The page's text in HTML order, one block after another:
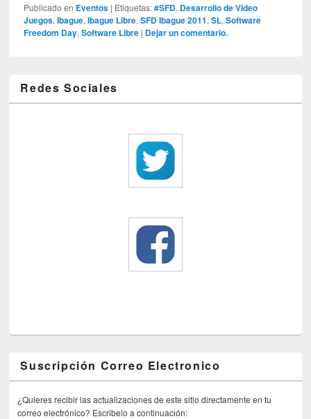
Publicado en Eventos | Etiquetas: #SFD, Desarrollo de Video
Juegos,Ibague,Ibague Libre,SFD Ibague 2011,SL,Software
Freedom Day,Software Libre | Dejar un comentario.
Redes Sociales
Suscripción Correo Electronico
¿Quieres recibir las actualizaciones de este sitio directamente en tu
correo electrónico? Escribelo a continuación: